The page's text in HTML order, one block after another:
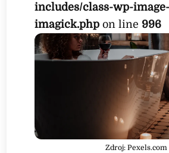
includes/class-wp-
imagick.php on line 996
Zdroj: Pexels.com